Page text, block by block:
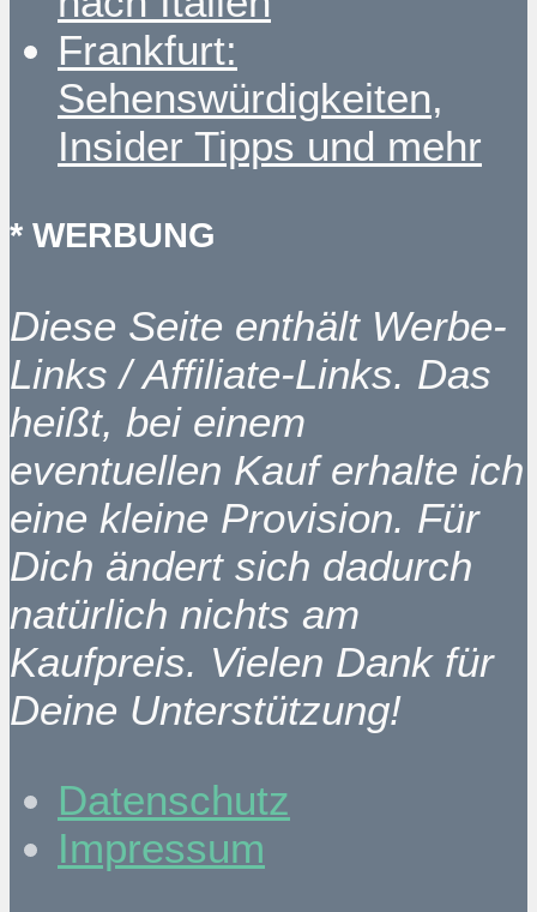
Frankfurt:
Sehenswürdigkeiten,
Insider Tipps und mehr
* WERBUNG
Diese Seite enthält Werbe-
Links / Affiliate-Links. Das
heißt, bei einem
eventuellen Kauf erhalte ich
eine kleine Provision. Für
Dich ändert sich dadurch
natürlich nichts am
Kaufpreis. Vielen Dank für
Deine Unterstützung!
Datenschutz
Impressum